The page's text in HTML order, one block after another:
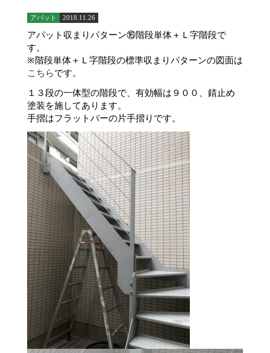
アパット 2018.11.26
アパット収まりパターン⑯階段単体＋Ｌ字階段で
す。
※階段単体＋Ｌ字階段の標準収まりパターンの図面は
こちらです。
１３段の一体型の階段で、有効幅は９００、錆止め
塗装を施してあります。
手摺はフラットバーの片手摺りです。